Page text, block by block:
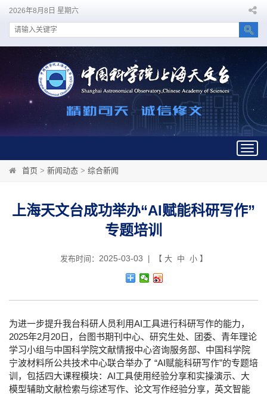
2026年8月8日 星期六
首页 > 新闻动态 > 综合新闻
上海天文台成功举办“AI赋能科研写作”
专题培训
发布时间： 2025-03-03 | 【 大 中 小】
为进一步提升我台科研人员利用AI工具进行科研写作的能力，
2025年2月20日，台图书期刊中心、研究生处、团委、青年理论
学习小组与中国科学院文献情报中心咨询服务部、中国科学院
宁波材料所公共技术中心联合举办了 “AI赋能科研写作”的专题培
训，包括四大课程模块：AI工具使用经验分享和实操演示、大
模型辅助文献检索与综述写作、论文写作经验分享，英文智能